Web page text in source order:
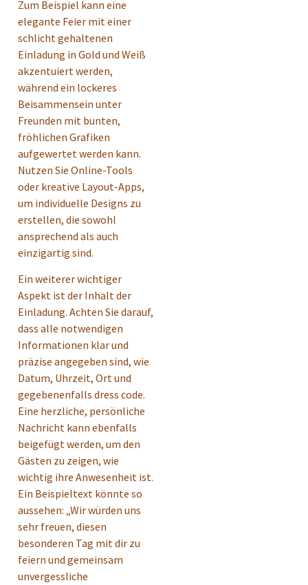
Zum Beispiel kann eine
elegante Feier mit einer
schlicht gehaltenen
Einladung in Gold und Weiß
akzentuiert werden,
während ein lockeres
Beisammensein unter
Freunden mit bunten,
fröhlichen Grafiken
aufgewertet werden kann.
Nutzen Sie Online-Tools
oder kreative Layout-Apps,
um individuelle Designs zu
erstellen, die sowohl
ansprechend als auch
einzigartig sind.
Ein weiterer wichtiger
Aspekt ist der Inhalt der
Einladung. Achten Sie darauf,
dass alle notwendigen
Informationen klar und
präzise angegeben sind, wie
Datum, Uhrzeit, Ort und
gegebenenfalls dress code.
Eine herzliche, persönliche
Nachricht kann ebenfalls
beigefügt werden, um den
Gästen zu zeigen, wie
wichtig ihre Anwesenheit ist.
Ein Beispieltext könnte so
aussehen: „Wir würden uns
sehr freuen, diesen
besonderen Tag mit dir zu
feiern und gemeinsam
unvergessliche